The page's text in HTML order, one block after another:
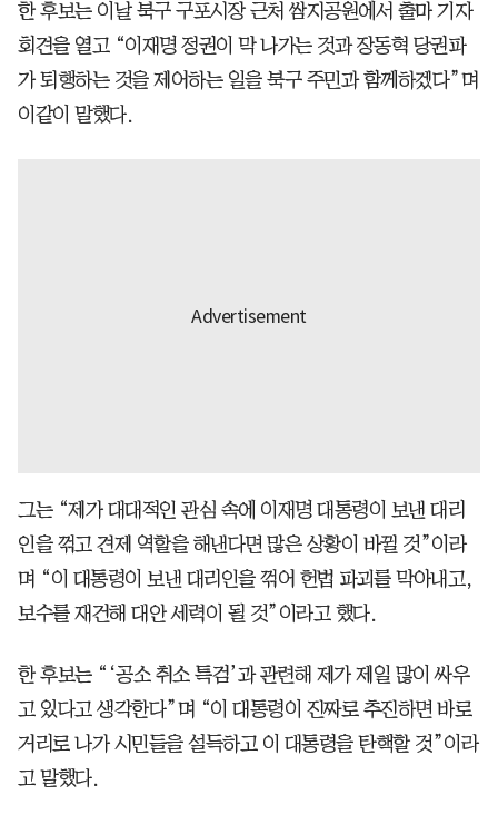
한 후보는 이날 북구 구포시장 근처 쌈지공원에서 출마 기자
회견을 열고 “이재명 정권이 막 나가는 것과 장동혁 당권파
가 퇴행하는 것을 제어하는 일을 북구 주민과 함께하겠다”며
이같이 말했다.
그는 “제가 대대적인 관심 속에 이재명 대통령이 보낸 대리
인을 꺾고 견제 역할을 해낸다면 많은 상황이 바뀔 것”이라
며 “이 대통령이 보낸 대리인을 꺾어 헌법 파괴를 막아내고,
보수를 재건해 대안 세력이 될 것”이라고 했다.
한 후보는 “‘공소 취소 특검’과 관련해 제가 제일 많이 싸우
고 있다고 생각한다”며 “이 대통령이 진짜로 추진하면 바로
거리로 나가 시민들을 설득하고 이 대통령을 탄핵할 것”이라
고 말했다.